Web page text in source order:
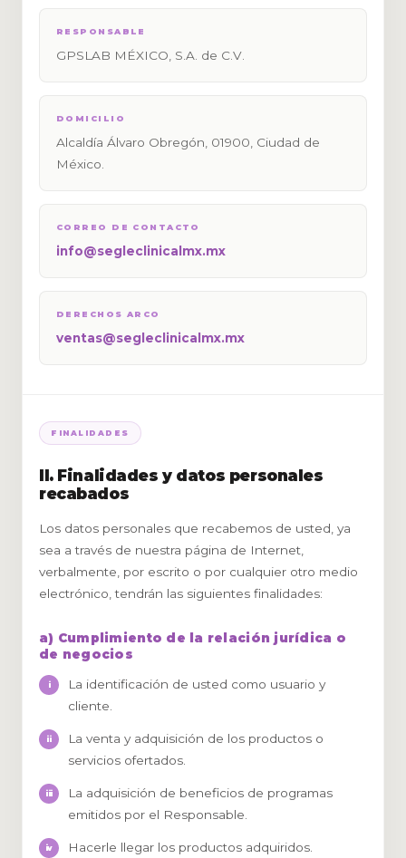
RESPONSABLE
GPSLAB MÉXICO, S.A. de C.V.
DOMICILIO
Alcaldía Álvaro Obregón, 01900, Ciudad de
México.
CORREO DE CONTACTO
info@segleclinicalmx.mx
DERECHOS ARCO
ventas@segleclinicalmx.mx
FINALIDADES
II. Finalidades y datos personales
recabados
Los datos personales que recabemos de usted, ya
sea a través de nuestra página de Internet,
verbalmente, por escrito o por cualquier otro medio
electrónico, tendrán las siguientes finalidades:
a) Cumplimiento de la relación jurídica o
de negocios
La identificación de usted como usuario y
cliente.
La venta y adquisición de los productos o
servicios ofertados.
La adquisición de beneficios de programas
emitidos por el Responsable.
Hacerle llegar los productos adquiridos.